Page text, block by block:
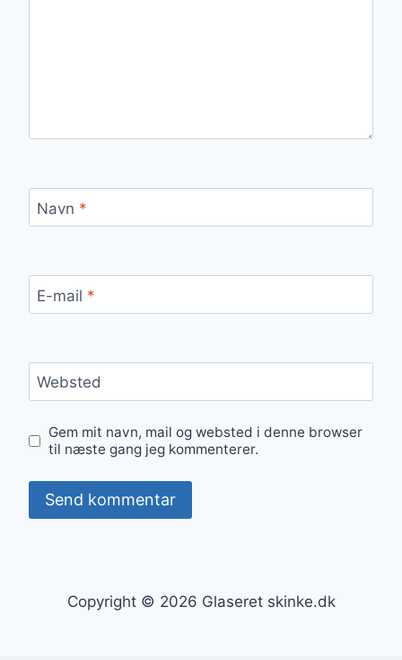
Navn *
E-mail *
Websted
Gem mit navn, mail og websted i denne browser
til næste gang jeg kommenterer.
Copyright © 2026 Glaseret skinke.dk